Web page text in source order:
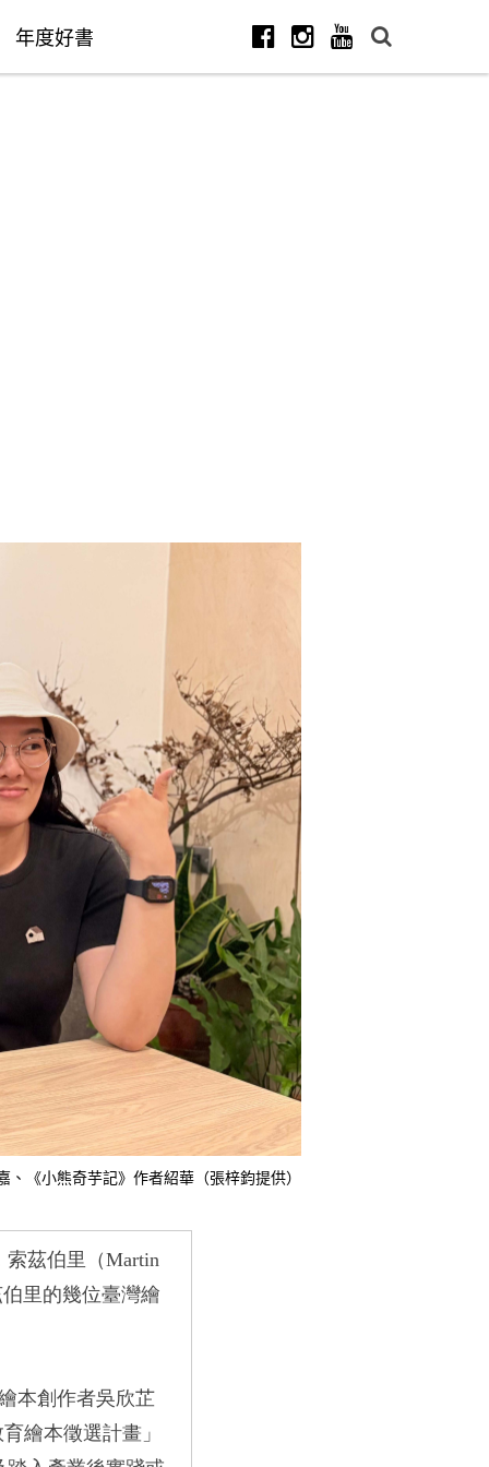
年度好書
《小熊奇芋記》作者紹華（張梓鈞提供）
索茲伯里 （Martin
里的幾位臺灣繪
本創作者吳欣芷
繪本徵選計畫」